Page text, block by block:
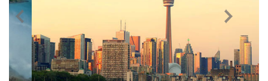
Previous Next